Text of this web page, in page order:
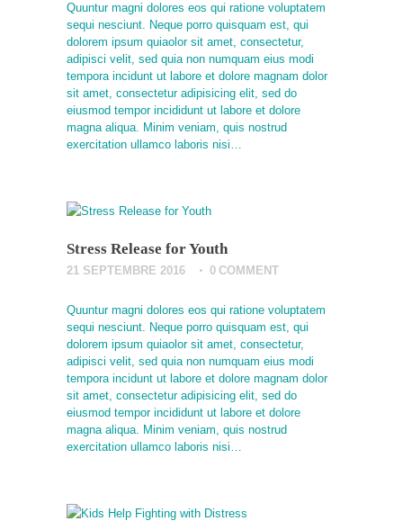
Quuntur magni dolores eos qui ratione voluptatem
sequi nesciunt. Neque porro quisquam est, qui
dolorem ipsum quiaolor sit amet, consectetur,
adipisci velit, sed quia non numquam eius modi
tempora incidunt ut labore et dolore magnam dolor
sit amet, consectetur adipisicing elit, sed do
eiusmod tempor incididunt ut labore et dolore
magna aliqua. Minim veniam, quis nostrud
exercitation ullamco laboris nisi…
Stress Release for Youth
21 SEPTEMBRE 2016 0 COMMENT
Quuntur magni dolores eos qui ratione voluptatem
sequi nesciunt. Neque porro quisquam est, qui
dolorem ipsum quiaolor sit amet, consectetur,
adipisci velit, sed quia non numquam eius modi
tempora incidunt ut labore et dolore magnam dolor
sit amet, consectetur adipisicing elit, sed do
eiusmod tempor incididunt ut labore et dolore
magna aliqua. Minim veniam, quis nostrud
exercitation ullamco laboris nisi…